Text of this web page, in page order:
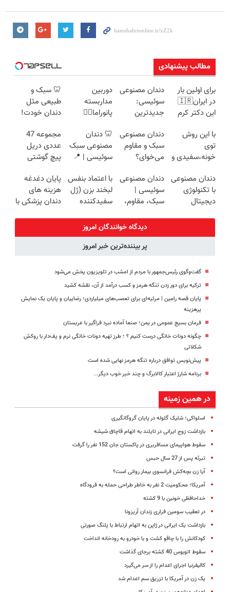
مطالب پیشنهادی
برای اولین بار
در ایران🇮🇷
این دکتر کرم
روزه ساخت!
دندان مصنوعی
سوئیسی:
جدیدترین
سبک و مقاوم |
پرداخت قسطی
دوربین
مداربسته
پانوراما👈🏻
360°و سازگار با
اندروید و ios
🦷 سبک و
طبیعی مثل
دندان خودت!
پرداخت
اقساطی 💳 📍
تهران
با این روش
توی
خونه،سفیدی و
برگردون
(40%off)
دندان مصنوعی
سبک و مقاوم
می‌خوای؟
اقساطی هم
داریم!😍 | 📍
تهران
🦷 دندان
مصنوعی سبک
سوئیسی | 📍
ویزیت رایگان +
اقساط
مجموعه 47
عددی دریل
پیچ گوشتی
به مدت
محدود)
دندان مصنوعی
با تکنولوژی
دیجیتال
دندان مصنوعی
سوئیسی |
سبک، مقاوم،
رایگان+پرداخت
اقساطی😍
با اعتماد بنفس
لبخند بزن (ژل
سفیدکننده
پایان دغدغه
هزینه های
دندان پزشکی با
دیدگاه خوانندگان امروز
پر بیننده‌ترین خبر امروز
گفت‌وگوی رئیس‌جمهور با مردم از امشب در تلویزیون پخش می‌شود
ترکیه برای دور زدن تنگه هرمز و کسب درآمد از آن، نقشه کشید
پایان قصه رامین | مرثیه‌ای برای تعصب‌های میلیاردی؛ رضاییان و پایان یک نمایش
پرهزینه
فرمان بسیج عمومی در یمن؛ صنعا آماده نبرد فراگیر با عربستان
چگونه دونات خانگی درست کنیم ؟ ؛ طرز تهیه دونات خانگی نرم و پف‌دار با روکش
شکلاتی
پیش‌نویس توافق درباره تنگه هرمز نهایی شده است
برنامه شارژ اعتبار کالابرگ و چند خبر خوب دیگر...
در همین زمینه
اسلواکی؛ شلیک گلوله در پایان گروگانگیری
بازداشت زوج ایرانی در تایلند به اتهام قاچاق شیشه
سقوط هواپیمای مسافربری در پاکستان جان 152 نفر را گرفت
تبرئه پس از 27 سال حبس
آیا زن بچه‌کش فرانسوی بیمار روانی است؟
آمریکا؛ محکومیت 2 نفر به خاطر طراحی حمله به فرودگاه
خداحافظی خونین با 9 کشته
در تعقیب سومین فراری زندان آریزونا
بازداشت یک ایرانی در ژاپن به اتهام ارتباط با پلنگ صورتی
کودکانش را با چاقو کشت و با خودرو به رودخانه انداخت
سقوط اتوبوس 40 کشته برجای گذاشت
کالیفرنیا اجرای اعدام را از سر می‌گیرد
یک زن در آمریکا با تزریق سم اعدام شد